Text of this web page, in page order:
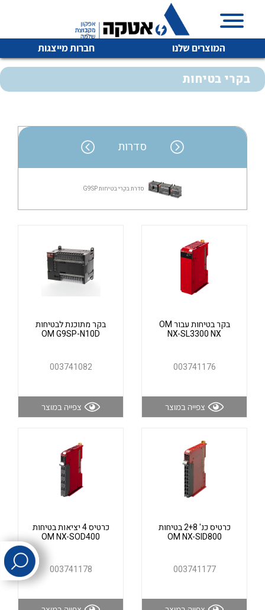
המוצרים שלנו חברות מייצגות
איכות | שרות | זמינות
אטקה בע”מ היא החברה הגדולה והמובילה בישראל בשיווק
מיתוג, בקרה , ואינסטלציה חשמלית ופעילה ב7 תחומים:
מיתוג ואינסטלציה חשמלית
קופסאות וארונות לחשמל, בקרה ואלקטרוניקה
אלקטרוניקה מחברים ורכיבי אלקטרוניקה
פתרונות וציוד לסביבה נפיצה EX
מטענים לרכב חשמלי
לכל מוצרי היצרן לכל מוצרי היצרן
לכל מוצרי היצרן לכל מוצרי היצרן
לכל מוצרי היצרן לכל מוצרי היצרן
בקרי בטיחות
סדרות
סדרת בקרי בטיחות G9SP
בקר בטיחות עבור OM
NX-SL3300 NX
003741176
צפייה במוצר
בקר מתוכנת לבטיחות
OM G9SP-N10D
003741082
צפייה במוצר
כרטיס כנ' 2+8 בטיחות
OM NX-SID800
003741177
כרטיס 4 יציאות בטיחות
OM NX-SOD400
003741178